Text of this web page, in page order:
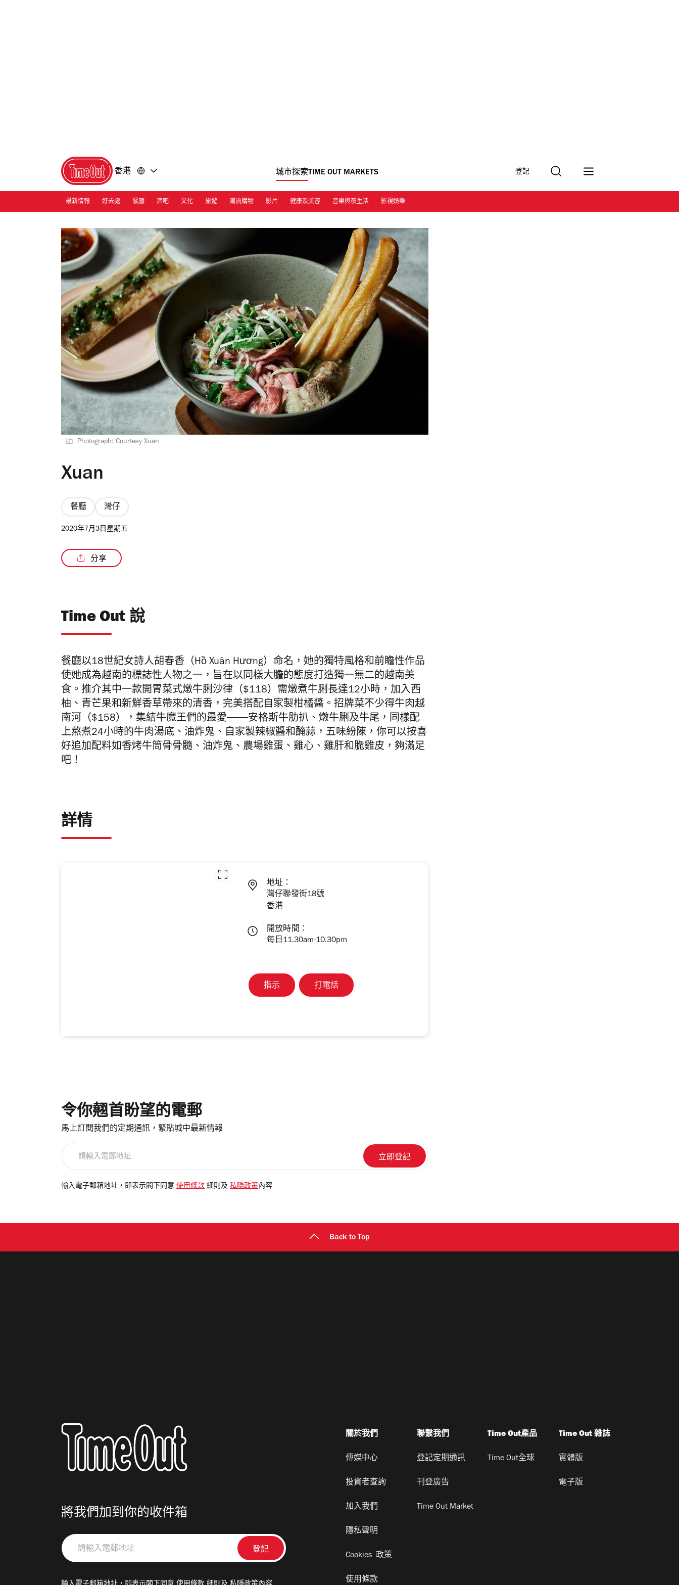
香港 城市探索TIME OUT MARKETS 登記
最新情報 好去處 餐廳 酒吧 文化 旅遊 潮流購物 影片 健康及美容 音樂與夜生活 影視娛樂
Photograph: Courtesy Xuan
Xuan
餐廳 灣仔
2020年7月3日星期五
分享
Time Out 說
餐廳以18世紀女詩人胡春香（Hồ Xuân Hương）命名，她的獨特風格和前瞻性作品
使她成為越南的標誌性人物之一，旨在以同樣大膽的態度打造獨一無二的越南美
食。推介其中一款開胃菜式燉牛脷沙律（$118）需燉煮牛脷長達12小時，加入西
柚、青芒果和新鮮香草帶來的清香，完美搭配自家製柑橘醬。招牌菜不少得牛肉越
南河（$158），集結牛魔王們的最愛───安格斯牛肋扒、燉牛脷及牛尾，同樣配
上熬煮24小時的牛肉湯底、油炸鬼、自家製辣椒醬和醃蒜，五味紛陳，你可以按喜
好追加配料如香烤牛筒骨骨髓、油炸鬼、農場雞蛋、雞心、雞肝和脆雞皮，夠滿足
吧！
詳情
地址：
灣仔聯發街18號
香港
開放時間：
每日11.30am-10.30pm
指示 打電話
令你翹首盼望的電郵
馬上訂閱我們的定期通訊，緊貼城中最新情報
電
輸入電子郵箱地址，即表示閣下同意 使用條款 細則及 私隱政策 內容
Back to Top
將我們加到你的收件箱
請
輸
關於我們
傳媒中心
投資者查詢
加入我們
隱私聲明
Cookies 政策
使用條款
聯繫我們
登記定期通訊
刊登廣告
Time Out Market
Time Out產品
Time Out全球
Time Out 雜誌
實體版
電子版